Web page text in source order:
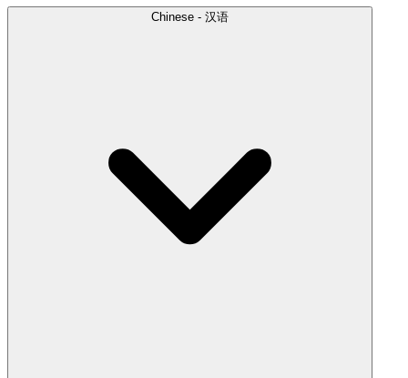
Chinese - 汉语